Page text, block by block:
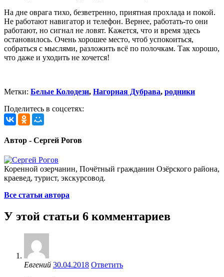
На дне оврага тихо, безветренно, приятная прохлада и покой.
Не работают навигатор и телефон. Вернее, работать-то они
работают, но сигнал не ловят. Кажется, что и время здесь
остановилось. Очень хорошее место, чтоб успокоиться,
собраться с мыслями, разложить всё по полочкам. Так хорошо,
что даже и уходить не хочется!
Метки: Белые Колодези, Нагорная Дубрава, родники
Поделитесь в соцсетях:
Автор - Сергей Рогов
Коренной озерчанин, Почётный гражданин Озёрского района,
краевед, турист, экскурсовод.
Все статьи автора
У этой статьи 6 комментариев
Евгений 30.04.2018 Ответить